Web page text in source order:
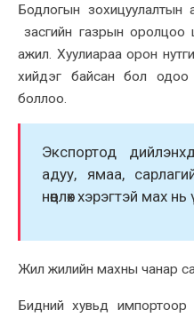
Бодлогын
засгийн газрын оролцоо
ажил. Хуулиараа орон
хийдэг байсан бол одоо
боллоо.
Экспортод
адуу, ямаа,
нөөцлөх хэрэгтэй мах
Жил жилийн махны чанар
Бидний хувьд